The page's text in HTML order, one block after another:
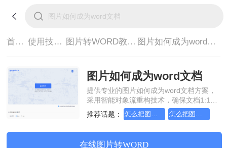
首页> 使用技巧> 图片转WORD教程> 图片如何成为word文档
图片如何成为word文档
提供专业的图片如何成为word文档方案，
采用智能对象流重构技术，确保文档1:1高
保真还原且排版不乱码。支持一键批量处
理，全链路 SSL 加密保障隐私安全。助您
装，高效办公。
推荐话题： 怎么把图片转换成word文档 怎么把图片转换成word文档格式
在线图片转WORD